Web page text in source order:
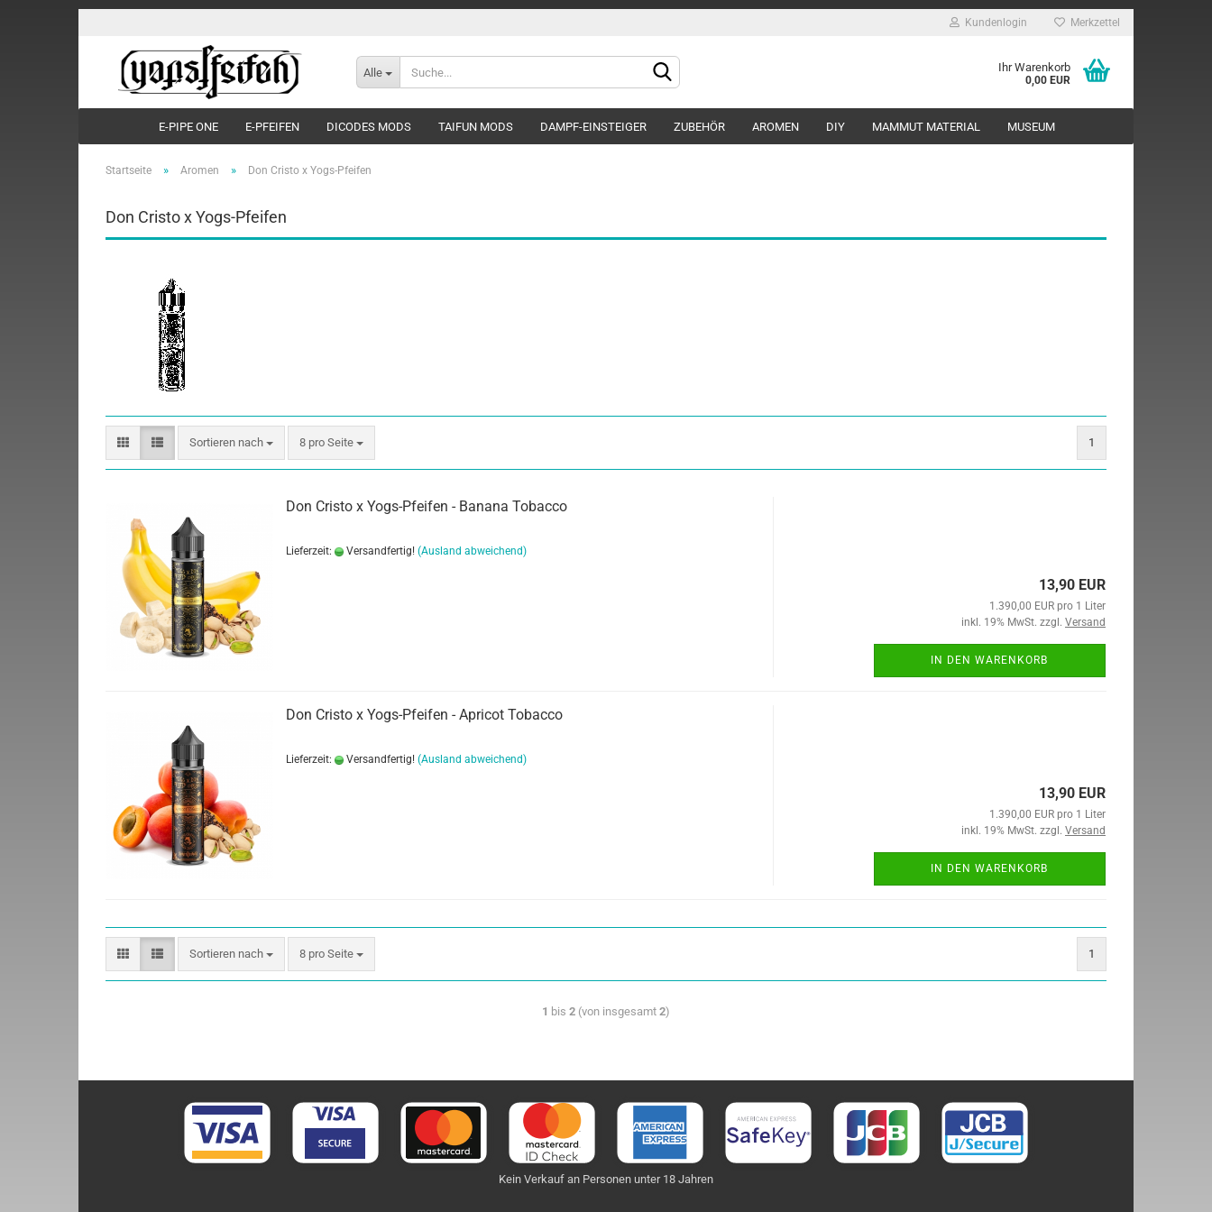
Kundenlogin Merkzettel
Alle Ihr Warenkorb
0,00 EUR
E-PIPE ONE E-PFEIFEN DICODES MODS TAIFUN MODS DAMPF-EINSTEIGER ZUBEHÖR AROMEN DIY MAMMUT MATERIAL MUSEUM
Startseite » Aromen » Don Cristo x Yogs-Pfeifen
Don Cristo x Yogs-Pfeifen
Sortieren nach 8 pro Seite 1
Don Cristo x Yogs-Pfeifen - Banana Tobacco
Lieferzeit: Versandfertig! (Ausland abweichend)
13,90 EUR
1.390,00 EUR pro 1 Liter
inkl. 19% MwSt. zzgl. Versand
IN DEN WARENKORB
Don Cristo x Yogs-Pfeifen - Apricot Tobacco
Lieferzeit: Versandfertig! (Ausland abweichend)
13,90 EUR
1.390,00 EUR pro 1 Liter
inkl. 19% MwSt. zzgl. Versand
IN DEN WARENKORB
Sortieren nach 8 pro Seite 1
1 bis 2 (von insgesamt 2)
Kein Verkauf an Personen unter 18 Jahren